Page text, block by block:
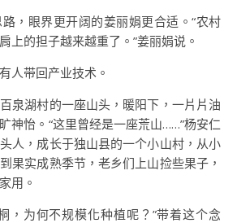
，眼界更开阔的姜丽娟更合适。“农村
上的担子越来越重了。”姜丽娟说。
人带回产业技术。
泉湖村的一座山头，暖阳下，一片片油
神怡。“这里曾经是一座荒山……”杨安仁
人，成长于独山县的一个小山村，从小
果实成熟季节，老乡们上山捡些果子，
用。
，为何不规模化种植呢？”带着这个念